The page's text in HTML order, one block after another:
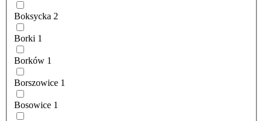
Boksycka 2
Borki 1
Borków 1
Borszowice 1
Bosowice 1